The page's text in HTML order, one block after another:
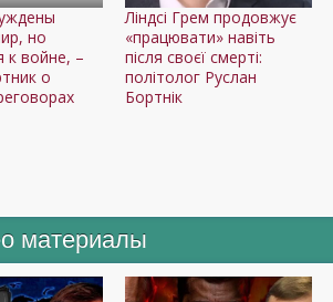
но
к войне, –
о
Ліндсі Грем продовжує
«працювати» навіть
після своєї смерті:
політолог Руслан
Бортнік
материалы